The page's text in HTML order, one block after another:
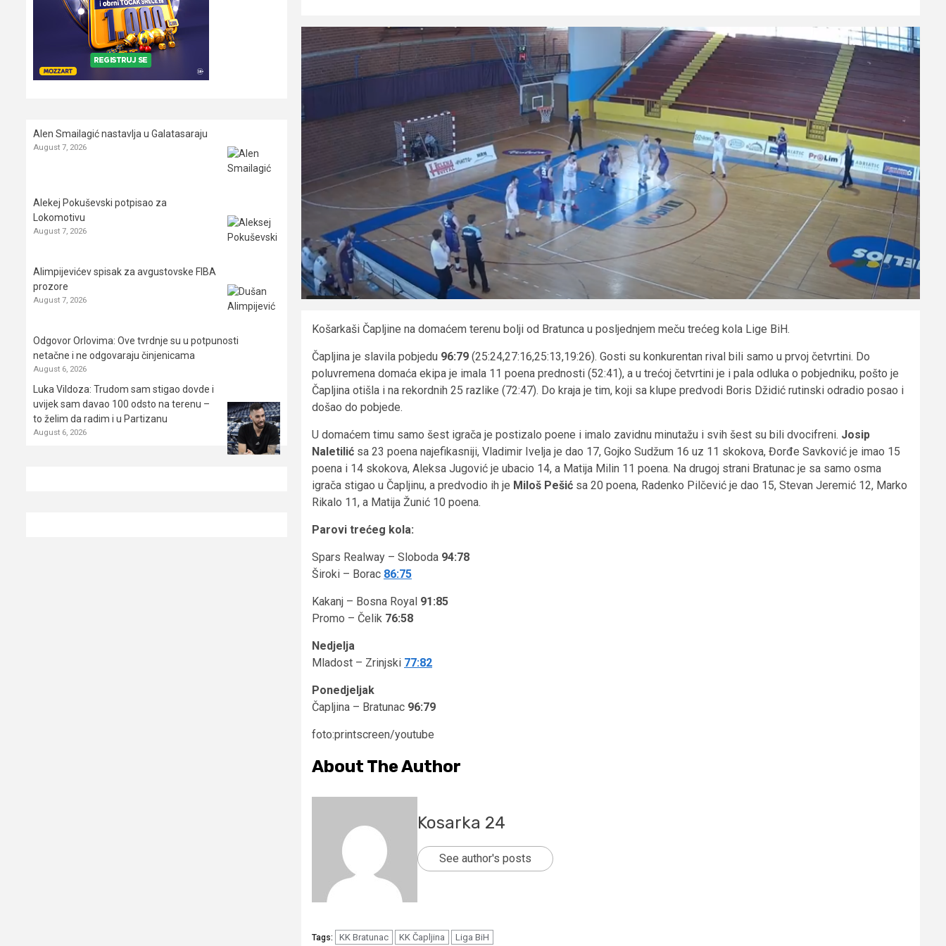
Košarkaši Čapljine na domaćem terenu bolji od Bratunca u posljednjem meču trećeg kola Lige BiH.
Čapljina je slavila pobjedu 96:79 (25:24,27:16,25:13,19:26). Gosti su konkurentan rival bili samo u prvoj četvrtini. Do
poluvremena domaća ekipa je imala 11 poena prednosti (52:41), a u trećoj četvrtini je i pala odluka o pobjedniku, pošto je
Čapljina otišla i na rekordnih 25 razlike (72:47). Do kraja je tim, koji sa klupe predvodi Boris Džidić rutinski odradio posao i
došao do pobjede.
U domaćem timu samo šest igrača je postizalo poene i imalo zavidnu minutažu i svih šest su bili dvocifreni. Josip
Naletilić sa 23 poena najefikasniji, Vladimir Ivelja je dao 17, Gojko Sudžum 16 uz 11 skokova, Đorđe Savković je imao 15
poena i 14 skokova, Aleksa Jugović je ubacio 14, a Matija Milin 11 poena. Na drugoj strani Bratunac je sa samo osma
igrača stigao u Čapljinu, a predvodio ih je Miloš Pešić sa 20 poena, Radenko Pilčević je dao 15, Stevan Jeremić 12, Marko
Rikalo 11, a Matija Žunić 10 poena.
Parovi trećeg kola:
Spars Realway – Sloboda 94:78
Široki – Borac 86:75
Kakanj – Bosna Royal 91:85
Promo – Čelik 76:58
Nedjelja
Mladost – Zrinjski 77:82
Ponedjeljak
Čapljina – Bratunac 96:79
foto:printscreen/youtube
About The Author
Kosarka 24
See author's posts
Tags: KK Bratunac KK Čapljina Liga BiH
Alen Smailagić nastavlja u Galatasaraju
August 7, 2026
Alekej Pokuševski potpisao za
Lokomotivu
August 7, 2026
Alimpijevićev spisak za avgustovske FIBA
prozore
August 7, 2026
Odgovor Orlovima: ​Ove tvrdnje su u potpunosti
netačne i ne odgovaraju činjenicama
August 6, 2026
Luka Vildoza: Trudom sam stigao dovde i
uvijek sam davao 100 odsto na terenu –
to želim da radim i u Partizanu
August 6, 2026